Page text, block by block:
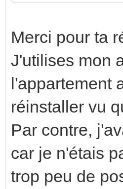
Merci pour ta
J'utilises mon
l'appartement
réinstaller vu
Par contre,
car je n'étais
trop peu de